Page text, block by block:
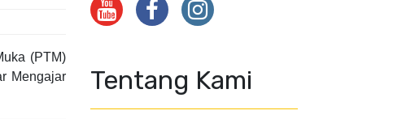
(PTM)
Mengajar
Tentang Kami